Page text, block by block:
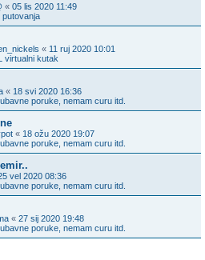
« 05 lis 2020 11:49
putovanja
« 11 ruj 2020 10:01
virtualni kutak
« 18 svi 2020 16:36
poruke, nemam curu itd.
« 18 ožu 2020 19:07
poruke, nemam curu itd.
vel 2020 08:36
poruke, nemam curu itd.
« 27 sij 2020 19:48
poruke, nemam curu itd.